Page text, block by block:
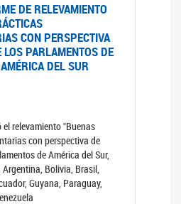
DE RELEVAMIENTO
CON PERSPECTIVA
LOS PARLAMENTOS DE
DEL SUR
el relevamiento "Buenas
con perspectiva de
de América del Sur,
Argentina, Bolivia, Brasil,
Guyana, Paraguay,